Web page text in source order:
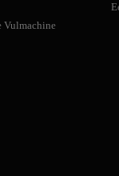
Vulmachine